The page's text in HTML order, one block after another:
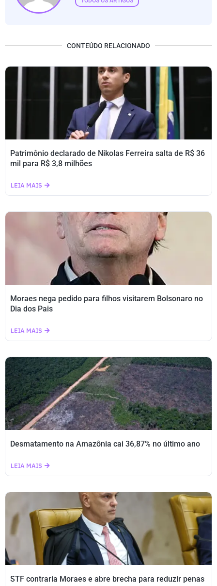
CONTEÚDO RELACIONADO
Patrimônio declarado de Nikolas Ferreira salta de R$ 36
mil para R$ 3,8 milhões
LEIA MAIS
Moraes nega pedido para filhos visitarem Bolsonaro no
Dia dos Pais
LEIA MAIS
Desmatamento na Amazônia cai 36,87% no último ano
LEIA MAIS
STF contraria Moraes e abre brecha para reduzir penas